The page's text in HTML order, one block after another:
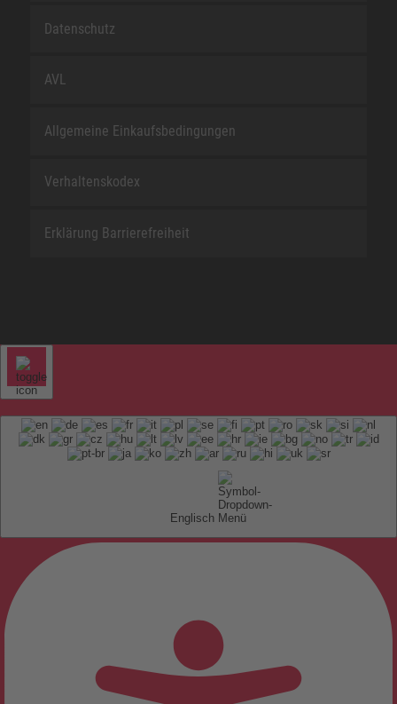
Datenschutz
AVL
Allgemeine Einkaufsbedingungen
Verhaltenskodex
Erklärung Barrierefreiheit
Englisch